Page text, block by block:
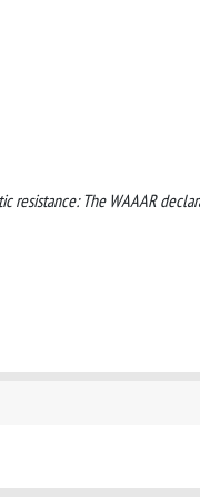
resistance: The WAAAR